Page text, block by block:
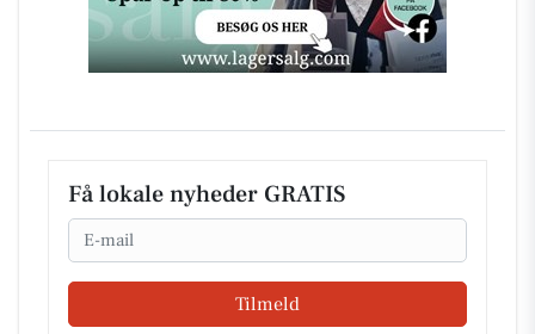
Få lokale nyheder GRATIS
Email
Tilmeld